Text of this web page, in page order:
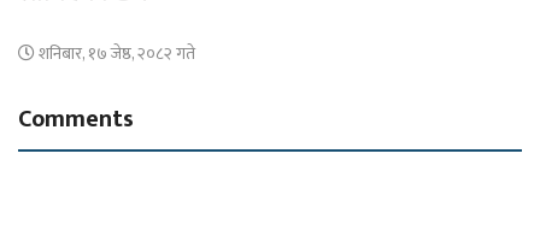
शनिबार, १७ जेष्ठ, २०८२ गते
Comments